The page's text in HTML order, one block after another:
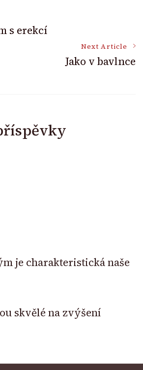
s erekcí
Next Article
Jako v bavlnce
je charakteristická naše
skvělé na zvýšení